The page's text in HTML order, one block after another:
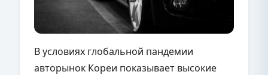
В условиях глобальной пандемии
авторынок Кореи показывает высокие